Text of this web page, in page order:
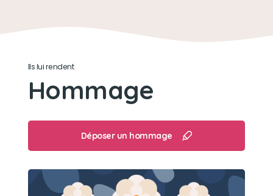
Ils lui rendent
Hommage
Déposer un hommage